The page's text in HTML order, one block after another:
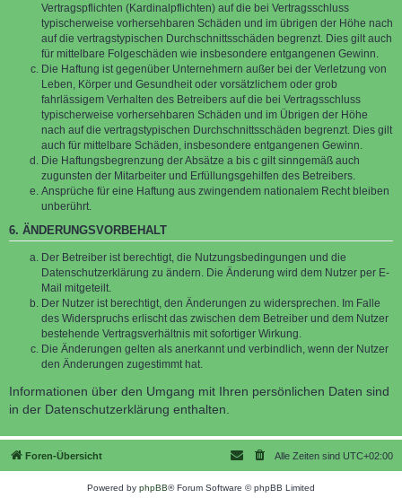
Vertragspflichten (Kardinalpflichten) auf die bei Vertragsschluss
typischerweise vorhersehbaren Schäden und im übrigen der Höhe nach
auf die vertragstypischen Durchschnittsschäden begrenzt. Dies gilt auch
für mittelbare Folgeschäden wie insbesondere entgangenen Gewinn.
Die Haftung ist gegenüber Unternehmern außer bei der Verletzung von
Leben, Körper und Gesundheit oder vorsätzlichem oder grob
fahrlässigem Verhalten des Betreibers auf die bei Vertragsschluss
typischerweise vorhersehbaren Schäden und im Übrigen der Höhe
nach auf die vertragstypischen Durchschnittsschäden begrenzt. Dies gilt
auch für mittelbare Schäden, insbesondere entgangenen Gewinn.
Die Haftungsbegrenzung der Absätze a bis c gilt sinngemäß auch
zugunsten der Mitarbeiter und Erfüllungsgehilfen des Betreibers.
Ansprüche für eine Haftung aus zwingendem nationalem Recht bleiben
unberührt.
6. ÄNDERUNGSVORBEHALT
Der Betreiber ist berechtigt, die Nutzungsbedingungen und die
Datenschutzerklärung zu ändern. Die Änderung wird dem Nutzer per E-
Mail mitgeteilt.
Der Nutzer ist berechtigt, den Änderungen zu widersprechen. Im Falle
des Widerspruchs erlischt das zwischen dem Betreiber und dem Nutzer
bestehende Vertragsverhältnis mit sofortiger Wirkung.
Die Änderungen gelten als anerkannt und verbindlich, wenn der Nutzer
den Änderungen zugestimmt hat.
Informationen über den Umgang mit Ihren persönlichen Daten sind
in der Datenschutzerklärung enthalten.
Foren-Übersicht Alle Zeiten sind UTC+02:00
Powered by phpBB® Forum Software © phpBB Limited